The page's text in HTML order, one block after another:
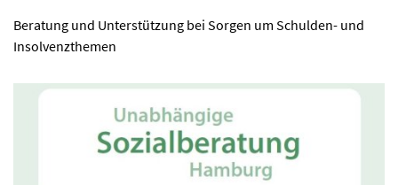
Beratung und Unterstützung bei Sorgen um Schulden- und
Insolvenzthemen